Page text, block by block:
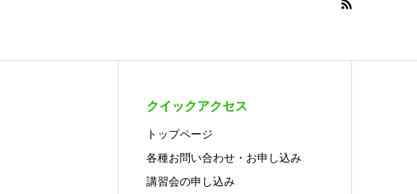
クイックアクセス
トップページ
各種お問い合わせ・お申し込み
講習会の申し込み